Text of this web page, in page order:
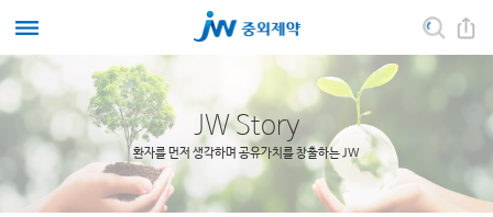
JW Story
환자를 먼저 생각하며 공유가치를 창출하는 JW